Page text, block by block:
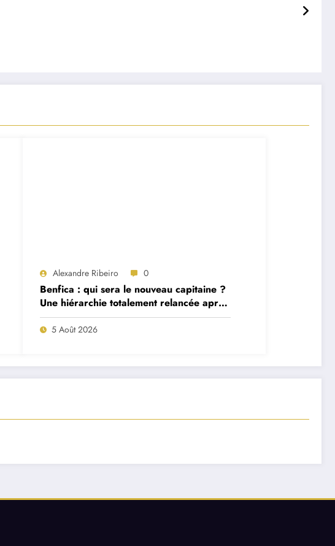
Alexandre Ribeiro 0
Benfica : qui sera le nouveau capitaine ?
Une hiérarchie totalement relancée après
deux départs majeurs
5 Août 2026